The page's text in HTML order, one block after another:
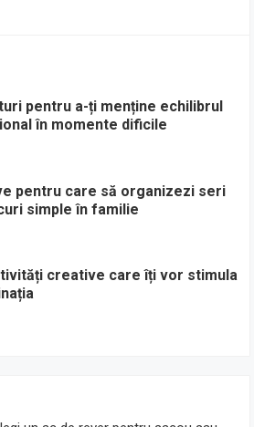
pentru a-ți menține echilibrul
în momente dificile
pentru care să organizezi seri
simple în familie
creative care îți vor stimula